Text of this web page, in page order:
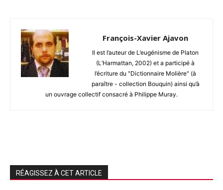
François-Xavier Ajavon
Il est l’auteur de L’eugénisme de Platon
(L’Harmattan, 2002) et a participé à
l’écriture du "Dictionnaire Molière" (à
paraître - collection Bouquin) ainsi qu’à
un ouvrage collectif consacré à Philippe Muray.
RÉAGISSEZ À CET ARTICLE